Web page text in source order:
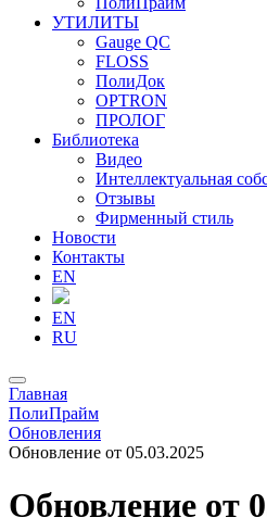
УТИЛИТЫ
Gauge QC
FLOSS
ПолиДок
OPTRON
ПРОЛОГ
Библиотека
Видео
Интеллектуальная
Отзывы
Фирменный стиль
Новости
Контакты
EN
EN
RU
Главная
ПолиПрайм
Обновления
Обновление от 05.03.2025
Обновление от